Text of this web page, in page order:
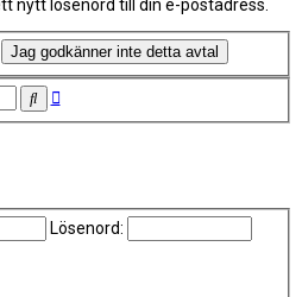
nytt lösenord till din e-postadress.
SökAvancerad
Lösenord: